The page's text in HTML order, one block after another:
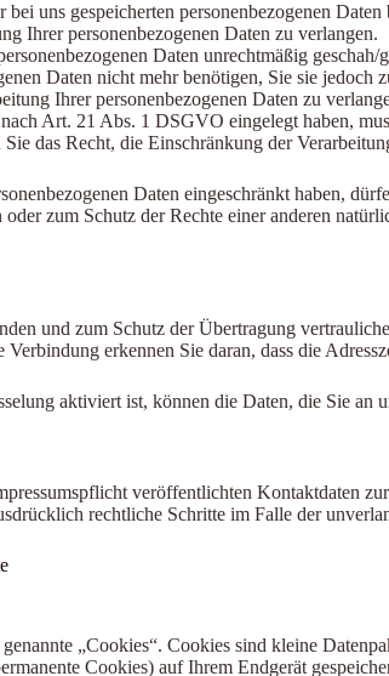
uns gespeicherten personenbezogenen
Ihrer personenbezogenen Daten zu verlangen.
Daten unrechtmäßig
Daten nicht mehr benötigen, Sie sie
Ihrer personenbezogenen Daten zu
Art. 21 Abs. 1 DSGVO eingelegt haben,
das Recht, die Einschränkung der
Daten eingeschränkt haben,
zum Schutz der Rechte einer anderen
und zum Schutz der Übertragung
Verbindung erkennen Sie daran, dass die
aktiviert ist, können die Daten, die Sie an
veröffentlichten Kontaktdaten
rechtliche Schritte im Falle der
„Cookies“. Cookies sind kleine
Cookies) auf Ihrem Endgerät